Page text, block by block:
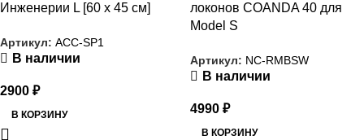
Инженерии L [60 x 45 см]
Артикул: ACC-SP1
В наличии
2900 ₽
В КОРЗИНУ
локонов COANDA 40 для
Model S
Артикул: NC-RMBSW
В наличии
4990 ₽
В КОРЗИНУ